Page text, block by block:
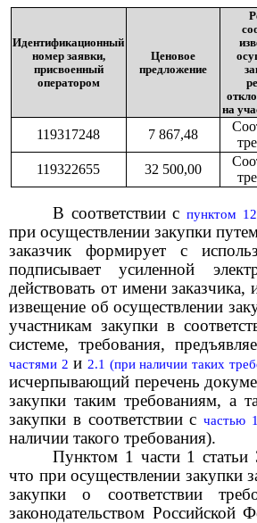
Идентификационный
номер заявки,
присвоенный
оператором
Ценовое
предложение
на
119317248 7 867,48
119322655
32 500,00
В соответствии спунктом
при осуществлении закупки
заказчик формирует с
подписывает усиленной
действовать от имени
извещение об осуществлении
участникам закупки в
системе, требования,
частями 2 и 2.1 (при наличии таких
исчерпывающий перечень
закупки таким требованиям, а
закупки в соответствии с частью
наличии такого требования).
Пунктом 1 части 1 статьи
что при осуществлении закупки
закупки о соответствии
законодательством